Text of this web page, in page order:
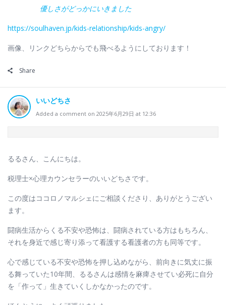
優しさがどっかにいきました
https://soulhaven.jp/kids-relationship/kids-angry/
画像、リンクどちらからでも飛べるようにしております！
Share
いいどちさ
Added a comment on 2025年6月29日 at 12:36
るるさん、こんにちは。
税理士×心理カウンセラーのいいどちさです。
この度はココロノマルシェにご相談くださり、ありがとうござい
ます。
闘病生活からくる不安や恐怖は、闘病されている方はもちろん、
それを身近で感じ寄り添って看護する看護者の方も同等です。
心で感じている不安や恐怖を押し込めながら、前向きに気丈に振
る舞っていた10年間、るるさんは感情を麻痺させてい必死に自分
を「作って」生きていくしかなかったのです。